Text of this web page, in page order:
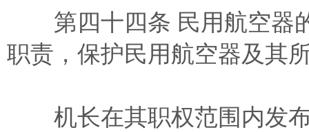
第四十四条 民用航空器
职责，保护民用航空器及其
机长在其职权范围内发布